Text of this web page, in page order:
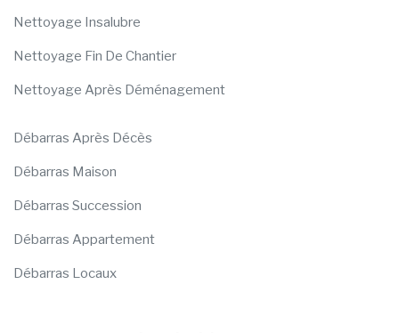
Nettoyage Insalubre
Nettoyage Fin De Chantier
Nettoyage Après Déménagement
Débarras Après Décès
Débarras Maison
Débarras Succession
Débarras Appartement
Débarras Locaux